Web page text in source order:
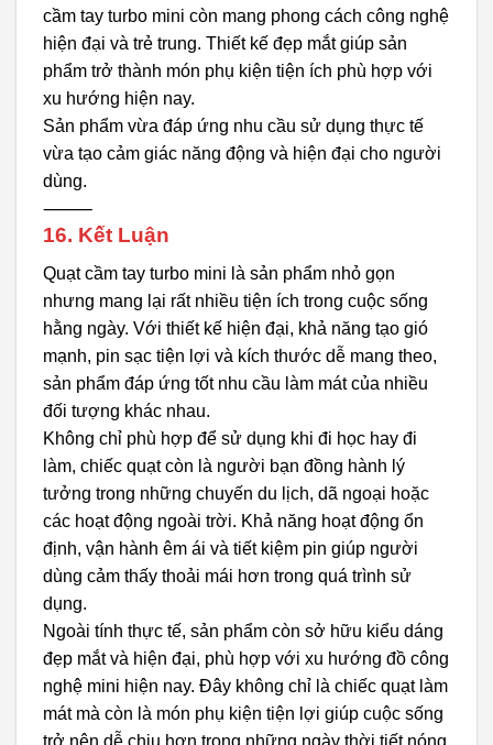
cầm tay turbo mini còn mang phong cách công nghệ
hiện đại và trẻ trung. Thiết kế đẹp mắt giúp sản
phẩm trở thành món phụ kiện tiện ích phù hợp với
xu hướng hiện nay.
Sản phẩm vừa đáp ứng nhu cầu sử dụng thực tế
vừa tạo cảm giác năng động và hiện đại cho người
dùng.
⸻
16. Kết Luận
Quạt cầm tay turbo mini là sản phẩm nhỏ gọn
nhưng mang lại rất nhiều tiện ích trong cuộc sống
hằng ngày. Với thiết kế hiện đại, khả năng tạo gió
mạnh, pin sạc tiện lợi và kích thước dễ mang theo,
sản phẩm đáp ứng tốt nhu cầu làm mát của nhiều
đối tượng khác nhau.
Không chỉ phù hợp để sử dụng khi đi học hay đi
làm, chiếc quạt còn là người bạn đồng hành lý
tưởng trong những chuyến du lịch, dã ngoại hoặc
các hoạt động ngoài trời. Khả năng hoạt động ổn
định, vận hành êm ái và tiết kiệm pin giúp người
dùng cảm thấy thoải mái hơn trong quá trình sử
dụng.
Ngoài tính thực tế, sản phẩm còn sở hữu kiểu dáng
đẹp mắt và hiện đại, phù hợp với xu hướng đồ công
nghệ mini hiện nay. Đây không chỉ là chiếc quạt làm
mát mà còn là món phụ kiện tiện lợi giúp cuộc sống
trở nên dễ chịu hơn trong những ngày thời tiết nóng